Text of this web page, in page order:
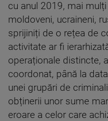
cu anul 2019, mai
moldoveni, ucraineni,
sprijiniți de o rețea de
activitate ar fi
operaționale distincte,
coordonat, până la
unei grupări de
obținerii unor sume
eroare a celor care